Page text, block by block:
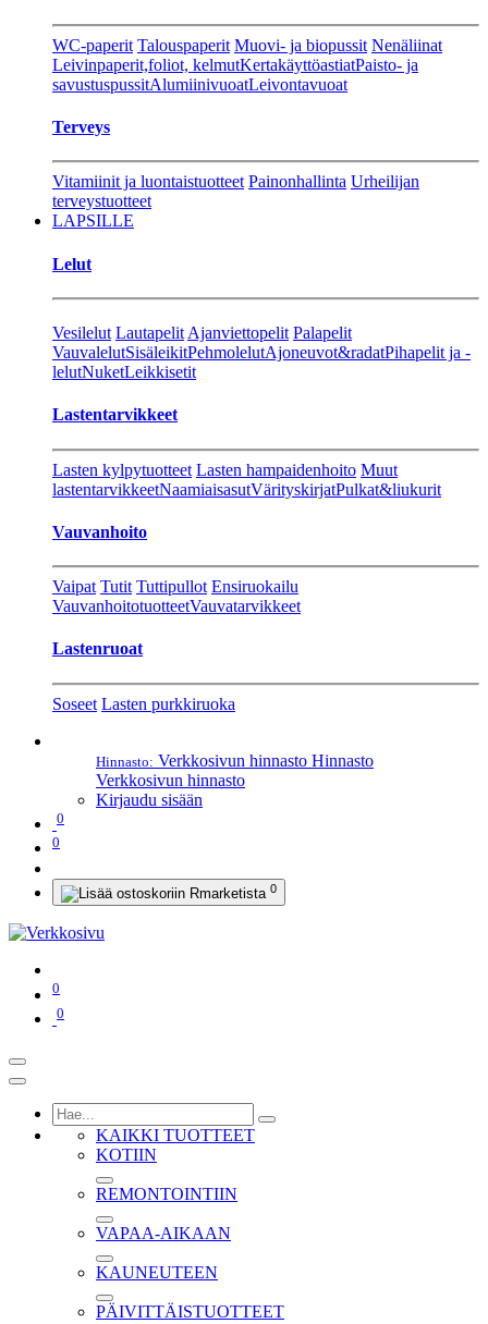
WC-paperit Talouspaperit Muovi- ja biopussit Nenäliinat
Leivinpaperit,foliot, kelmutKertakäyttöastiatPaisto- ja
savustuspussitAlumiinivuoatLeivontavuoat
Terveys
Vitamiinit ja luontaistuotteet Painonhallinta Urheilijan
terveystuotteet
LAPSILLE
Lelut
Vesilelut Lautapelit Ajanviettopelit Palapelit
VauvalelutSisäleikitPehmolelutAjoneuvot&radatPihapelit ja -
lelutNuketLeikkisetit
Lastentarvikkeet
Lasten kylpytuotteet Lasten hampaidenhoito Muut
lastentarvikkeetNaamiaisasutVärityskirjatPulkat&liukurit
Vauvanhoito
Vaipat Tutit Tuttipullot Ensiruokailu
VauvanhoitotuotteetVauvatarvikkeet
Lastenruoat
Soseet Lasten purkkiruoka
Hinnasto: Verkkosivun hinnasto Hinnasto
Verkkosivun hinnasto
Kirjaudu sisään
0
0
0
0
0
KAIKKI TUOTTEET
KOTIIN
REMONTOINTIIN
VAPAA-AIKAAN
KAUNEUTEEN
PÄIVITTÄISTUOTTEET